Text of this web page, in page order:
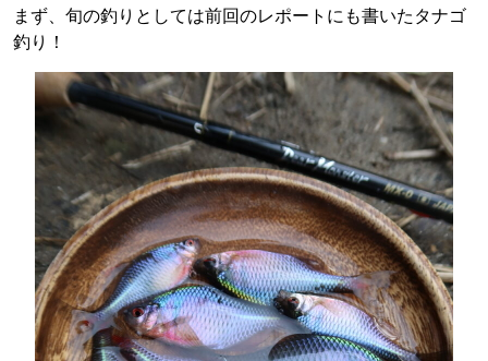
まず、旬の釣りとしては前回のレポートにも書いたタナゴ
釣り！